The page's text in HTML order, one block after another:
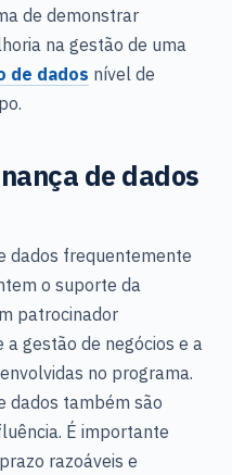
de demonstrar
na gestão de uma
de dados nível de
de dados
dados frequentemente
o suporte da
patrocinador
gestão de negócios e a
no programa.
dados também são
É importante
razoáveis e